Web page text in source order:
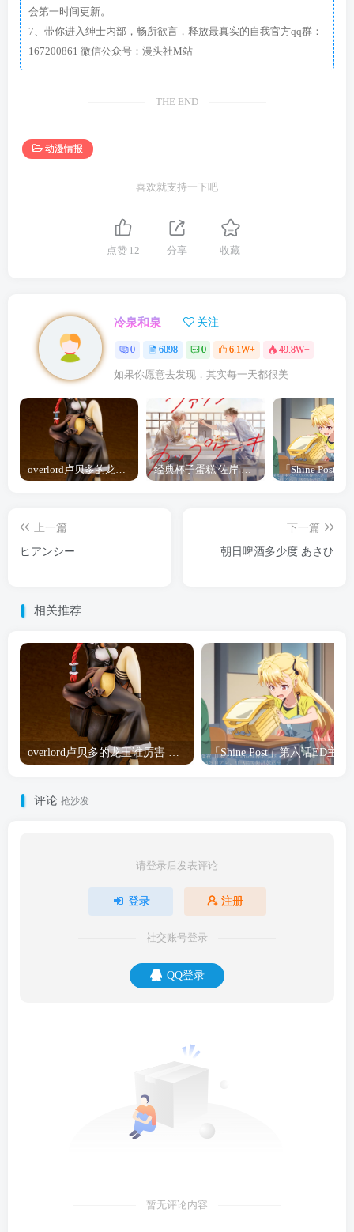
会第一时间更新。
7、带你进入绅士内部，畅所欲言，释放最真实的自我官方qq群：
167200861 微信公众号：漫头社M站
THE END
动漫情报
喜欢就支持一下吧
点赞 12 分享 收藏
冷泉和泉 关注
0 6098 0 6.1W+ 49.8W+
如果你愿意去发现，其实每一天都很美
overlord卢贝多的龙王谁厉害 「Overlord」露普斯蕾琪娜·贝塔手办开订 经典杯子蛋糕 佐岸 漫画「经典杯子蛋糕」宣布真人日剧化
上一篇
ヒアンシー
下一篇
朝日啤酒多少度 あさひ
相关推荐
评论 抢沙发
请登录后发表评论
登录 注册
社交账号登录
QQ登录
暂无评论内容